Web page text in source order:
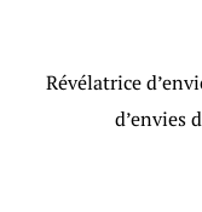
Révélatrice
d’envies